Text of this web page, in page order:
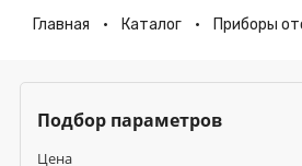
Главная Каталог Приборы
Подбор параметров
Цена